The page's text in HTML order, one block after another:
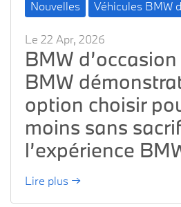
Nouvelles Véhicules BMW
Le 22 Apr, 2026
BMW
BMW
option choisir
moins sans
l’expérience
Lire plus →